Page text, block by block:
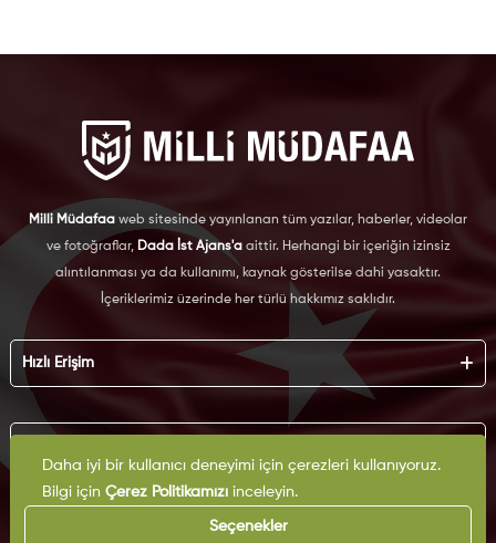
Milli Müdafaa web sitesinde yayınlanan tüm yazılar, haberler, videolar
ve fotoğraflar, Dada İst Ajans'aaittir. Herhangi bir içeriğin izinsiz
alıntılanması ya da kullanımı, kaynak gösterilse dahi yasaktır.
İçeriklerimiz üzerinde her türlü hakkımız saklıdır.
Hızlı Erişim
Künye
Reklam
İş Birliği
Arşiv
İletişim
KVKK
Çerez Politikası
Daha iyi bir kullanıcı deneyimi için çerezleri kullanıyoruz.
Bilgi için Çerez Politikamızıinceleyin.
Seçenekler